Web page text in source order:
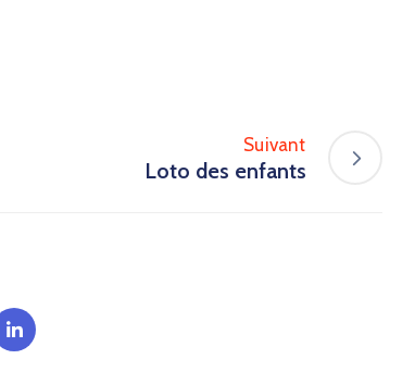
Suivant
Loto des enfants